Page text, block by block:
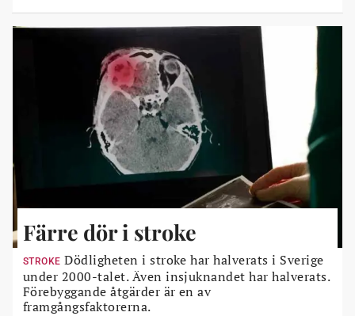
Färre dör i stroke
STROKE Dödligheten i stroke har halverats i Sverige
under 2000-talet. Även insjuknandet har halverats.
Förebyggande åtgärder är en av
framgångsfaktorerna.